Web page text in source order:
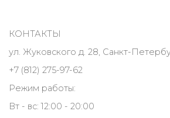
КОНТАКТЫ
ул. Жуковского д. 28, Санкт-
+7 (812) 275-97-62
Режим работы:
Вт - вс: 12:00 - 20:00